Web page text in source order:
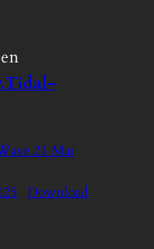
21 Mar
Download